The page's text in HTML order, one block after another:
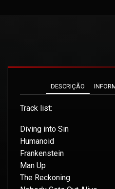
DESCRIÇÃO
Track list:
Diving into Sin
Humanoid
Frankenstein
Man Up
The Reckoning